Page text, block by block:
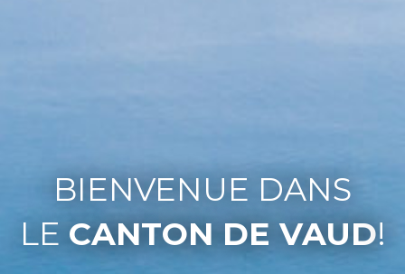
BIENVENUE DANS
LE CANTON DE VAUD!